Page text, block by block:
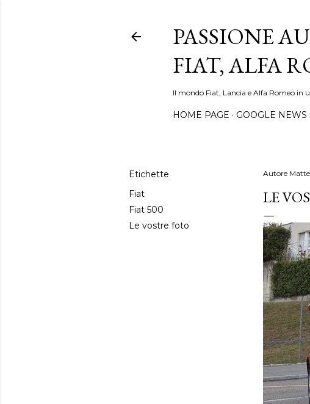
PASSIONE
FIAT, ALFA
Il mondo Fiat, Lancia e Alfa Romeo
HOME PAGE GOOGLE NEWS
Etichette
Fiat
Fiat 500
Le vostre foto
Autore
LE